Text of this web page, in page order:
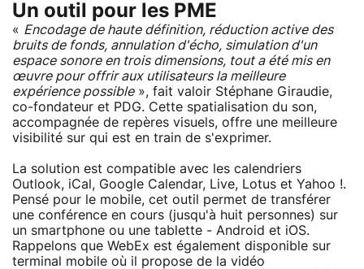
Un outil pour les PME
« Encodage de haute définition, réduction active des
bruits de fonds, annulation d'écho, simulation d'un
espace sonore en trois dimensions, tout a été mis en
œuvre pour offrir aux utilisateurs la meilleure
expérience possible», fait valoir Stéphane Giraudie,
co-fondateur et PDG. Cette spatialisation du son,
accompagnée de repères visuels, offre une meilleure
visibilité sur qui est en train de s'exprimer.
La solution est compatible avec les calendriers
Outlook, iCal, Google Calendar, Live, Lotus et Yahoo !.
Pensé pour le mobile, cet outil permet de transférer
une conférence en cours (jusqu'à huit personnes) sur
un smartphone ou une tablette - Android et iOS.
Rappelons que WebEx est également disponible sur
terminal mobile où il propose de la vidéo